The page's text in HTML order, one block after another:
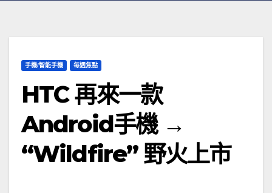
手機/智能手機 每週焦點
HTC 再來一款
Android手機 →
“Wildfire” 野火上市